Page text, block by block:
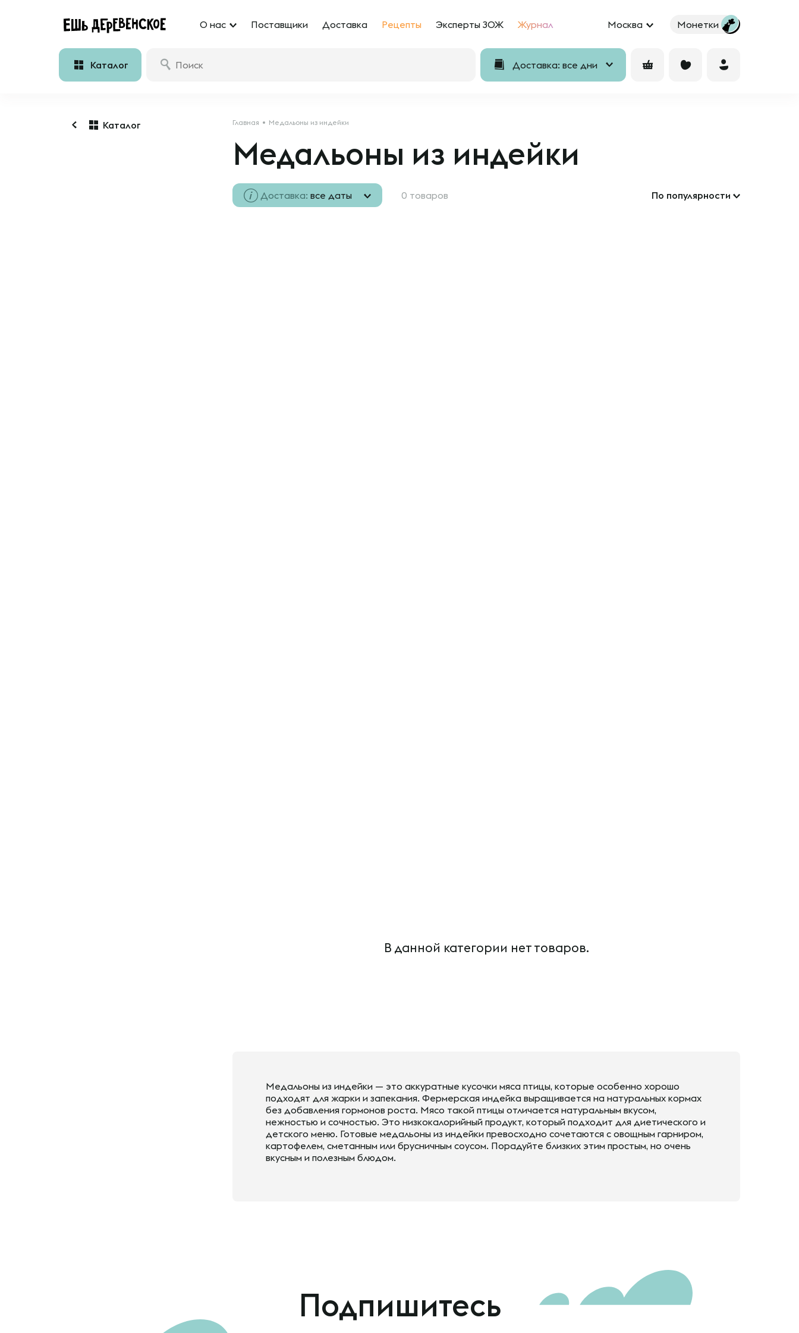
О нас Поставщики Доставка Рецепты Эксперты ЗОЖ Журнал Москва Монетки
Каталог Доставка: все дни
Каталог Главная Медальоны из индейки
Медальоны из индейки
Доставка: все даты 0 товаров По популярности
В данной категории нет товаров.
Медальоны из индейки — это аккуратные кусочки мяса птицы, которые особенно хорошо
подходят для жарки и запекания. Фермерская индейка выращивается на натуральных кормах
без добавления гормонов роста. Мясо такой птицы отличается натуральным вкусом,
нежностью и сочностью. Это низкокалорийный продукт, который подходит для диетического и
детского меню. Готовые медальоны из индейки превосходно сочетаются с овощным гарниром,
картофелем, сметанным или брусничным соусом. Порадуйте близких этим простым, но очень
вкусным и полезным блюдом.
Подпишитесь